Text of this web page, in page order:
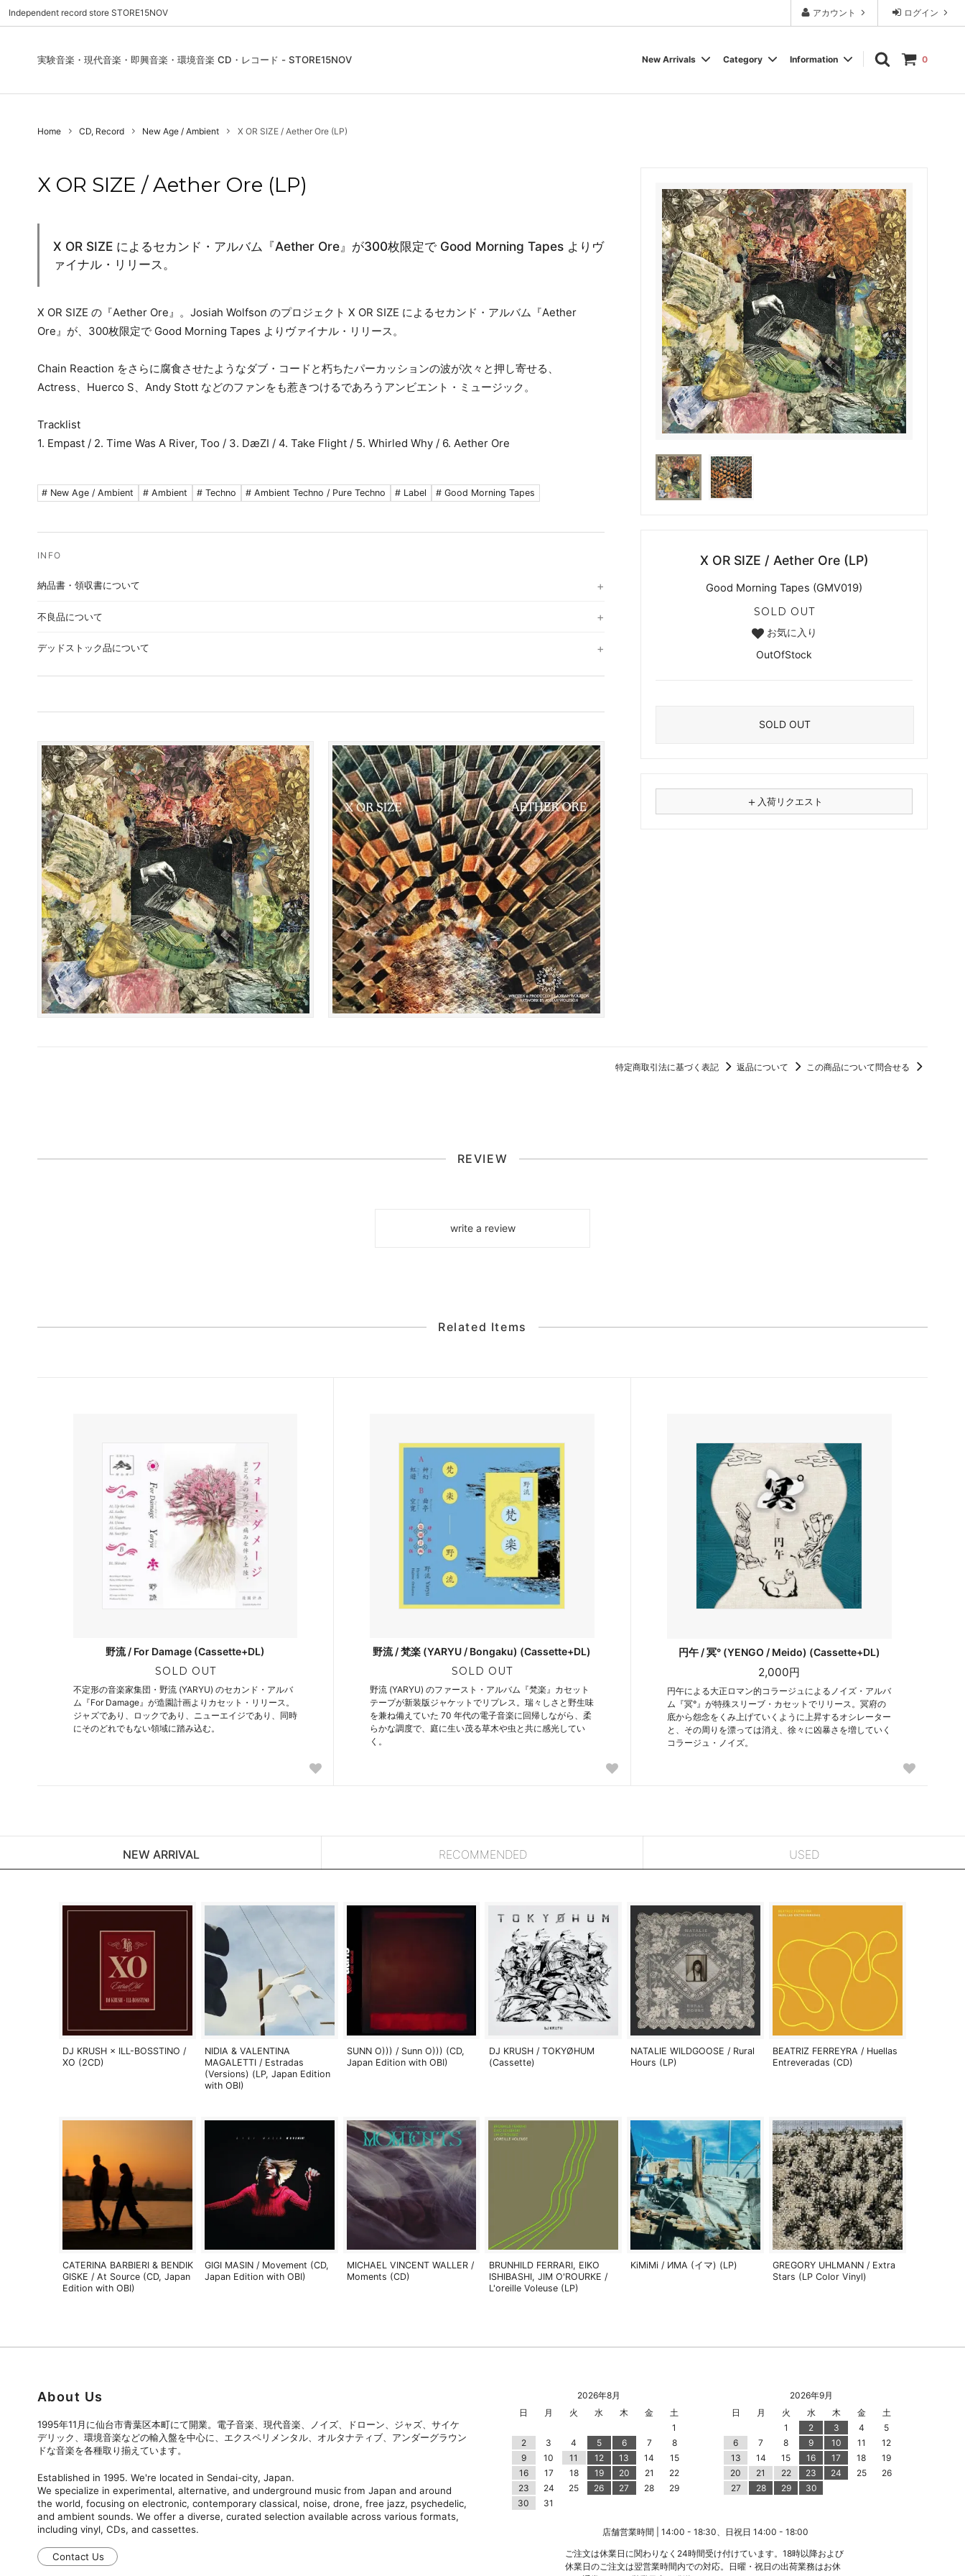
ログイン
アカウント
Independent record store STORE15NOV
実験音楽・現代音楽・即興音楽・環境音楽 CD・レコード - STORE15NOV 0
New Arrivals
Used - CD, Record DVD, VIDEO
Category
Folk / World / Country Jazz / Free Jazz
Heads / Club Jazz House Label
Information
Contact Us | お問合わせ お気に入りリスト
Home CD, Record New Age / Ambient X OR SIZE / Aether Ore (LP)
X OR SIZE / Aether Ore (LP)
Good Morning Tapes (GMV019)
SOLD OUT
お気に入り
OutOfStock
SOLD OUT
＋ 入荷リクエスト
X OR SIZE / Aether Ore (LP)
X OR SIZE によるセカンド・アルバム『Aether Ore』が300枚限定で Good Morning Tapes よりヴ
ァイナル・リリース。
X OR SIZE の『Aether Ore』。Josiah Wolfson のプロジェクト X OR SIZE によるセカンド・アルバム『Aether
Ore』が、300枚限定で Good Morning Tapes よりヴァイナル・リリース。
Chain Reaction をさらに腐食させたようなダブ・コードと朽ちたパーカッションの波が次々と押し寄せる、
Actress、Huerco S、Andy Stott などのファンをも惹きつけるであろうアンビエント・ミュージック。
Tracklist
1. Empast / 2. Time Was A River, Too / 3. DæZI / 4. Take Flight / 5. Whirled Why / 6. Aether Ore
# New Age / Ambient # Ambient # Techno # Ambient Techno / Pure Techno # Label # Good Morning Tapes
納品書・領収書について
不良品について
デッドストック品について
特定商取引法に基づく表記 返品について この商品について問合せる
REVIEW
write a review
Related Items
野流 / For Damage (Cassette+DL)
SOLD OUT
不定形の音楽家集団・野流 (YARYU) のセカンド・アルバ
ム『For Damage』が造園計画よりカセット・リリース。
ジャズであり、ロックであり、ニューエイジであり、同時
にそのどれでもない領域に踏み込む。
野流 / 梵楽 (YARYU / Bongaku) (Cassette+DL)
SOLD OUT
野流 (YARYU) のファースト・アルバム『梵楽』カセット
テープが新装版ジャケットでリプレス。瑞々しさと野生味
を兼ね備えていた 70 年代の電子音楽に回帰しながら、柔
らかな調度で、庭に生い茂る草木や虫と共に感光してい
く。
円午 / 冥° (YENGO / Meido) (Cassette+DL)
2,000円
円午による大正ロマン的コラージュによるノイズ・アルバ
ム『冥°』が特殊スリーブ・カセットでリリース。冥府の
底から怨念をくみ上げていくように上昇するオシレーター
と、その周りを漂っては消え、徐々に凶暴さを増していく
コラージュ・ノイズ。
NEW ARRIVAL RECOMMENDED USED
DJ KRUSH × ILL-BOSSTINO /
XO (2CD)
NIDIA & VALENTINA
MAGALETTI / Estradas
(Versions) (LP, Japan Edition
with OBI)
SUNN O))) / Sunn O))) (CD,
Japan Edition with OBI)
DJ KRUSH / TOKYØHUM
(Cassette)
NATALIE WILDGOOSE / Rural
Hours (LP)
BEATRIZ FERREYRA / Huellas
Entreveradas (CD)
CATERINA BARBIERI & BENDIK
GISKE / At Source (CD, Japan
Edition with OBI)
GIGI MASIN / Movement (CD,
Japan Edition with OBI)
MICHAEL VINCENT WALLER /
Moments (CD)
BRUNHILD FERRARI, EIKO
ISHIBASHI, JIM O'ROURKE /
L'oreille Voleuse (LP)
KiMiMi / ИМА (イマ) (LP)
GREGORY UHLMANN / Extra
Stars (LP Color Vinyl)
About Us
1995年11月に仙台市青葉区本町にて開業。電子音楽、現代音楽、ノイズ、ドローン、ジャズ、サイケ
デリック、環境音楽などの輸入盤を中心に、エクスペリメンタル、オルタナティブ、アンダーグラウン
ドな音楽を各種取り揃えています。
Established in 1995. We're located in Sendai-city, Japan.
We specialize in experimental, alternative, and underground music from Japan and around
the world, focusing on electronic, contemporary classical, noise, drone, free jazz, psychedelic,
and ambient sounds. We offer a diverse, curated selection available across various formats,
including vinyl, CDs, and cassettes.
Contact Us
2026年8月
日
月 火 水 木 金
土
1
2
3 4 5 6 7
8
9
10 11 12 13 14
15
16
17 18 19 20 21
22
23
24 25 26 27 28
29
30
31
2026年9月
日
月 火 水 木 金
土
1
2 3 4
5
6
7 8 9 10 11
12
13
14 15 16 17 18
19
20
21 22 23 24 25
26
27
28 29 30
店舗営業時間 | 14:00 - 18:30、日祝日 14:00 - 18:00
ご注文は休業日に関わりなく24時間受け付けています。18時以降および
休業日のご注文は翌営業時間内での対応。日曜・祝日の出荷業務はお休